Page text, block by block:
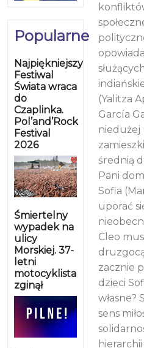
Popularne
Najpiękniejszy
Festiwal
Świata wraca
do
Czaplinka.
Pol’and’Rock
Festival
2026
Śmiertelny
wypadek na
ulicy
Morskiej. 37-
letni
motocyklista
zginął
(Yalitza
García
niedużej
średnią
Pani
Sofia
uporać
Cleo
zacznie
dzieci
własne?
sens